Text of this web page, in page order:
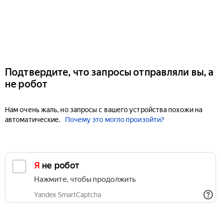
Подтвердите, что запросы отправляли вы, а
не робот
Нам очень жаль, но запросы с вашего устройства похожи на
автоматические.
Почему это могло произойти?
Я не робот
Нажмите, чтобы продолжить
Yandex SmartCaptcha